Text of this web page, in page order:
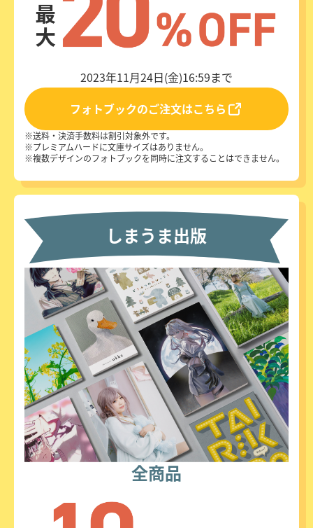
2023年11月24日(金)16:59まで
フォトブックのご注文はこちら
送料・決済手数料は割引対象外です。
プレミアムハードに文庫サイズはありません。
複数デザインのフォトブックを同時に注文することはできません。
しまうま出版
全商品